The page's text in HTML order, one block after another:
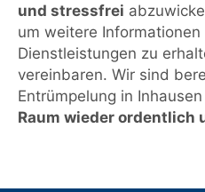
und stressfrei
um weitere Informationen
Dienstleistungen zu
vereinbaren. Wir sind
Entrümpelung in
Raum wieder ordentlich